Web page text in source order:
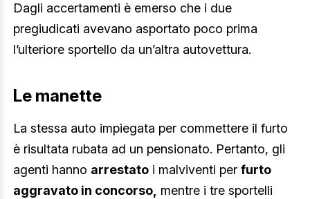
Dagli accertamenti è emerso che i due
pregiudicati avevano asportato poco prima
l’ulteriore sportello da un’altra autovettura.
Le manette
La stessa auto impiegata per commettere il furto
è risultata rubata ad un pensionato. Pertanto, gli
agenti hanno arrestato i malviventi per furto
aggravato in concorso, mentre i tre sportelli